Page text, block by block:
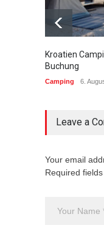
Kroatien
Buchung
Camping 6.
Leave a
Your email
Required